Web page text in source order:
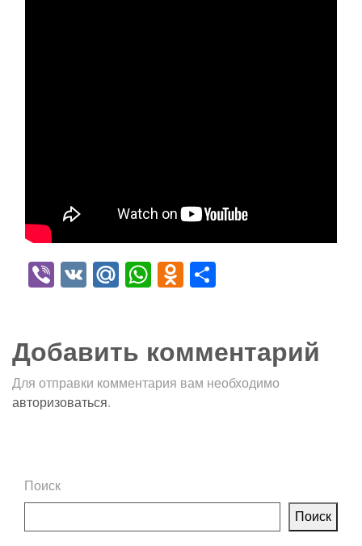
Viber
VK Mail.Ru
WhatsApp
Odnoklassniki
Добавить комментарий
Для отправки комментария вам необходимо
авторизоваться.
Поиск
Поиск